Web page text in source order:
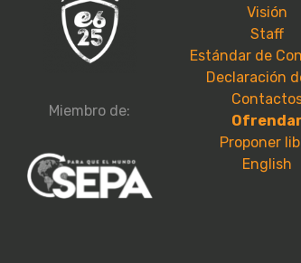
Miembro de:
Visión
Staff
Estándar de
Declaración
Ofrendar
Proponer
English